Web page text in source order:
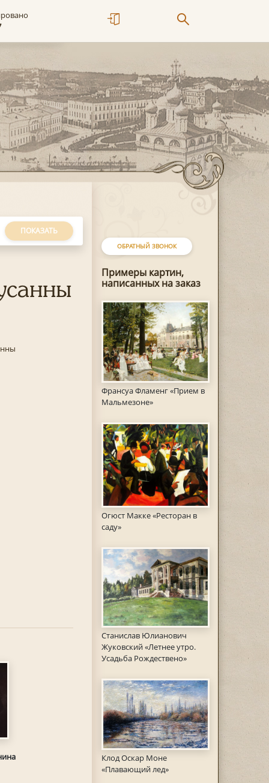
ОБРАТНЫЙ ЗВОНОК
Примеры картин,
написанных на заказ
Франсуа Фламенг «Прием в
Мальмезоне»
Огюст Макке «Ресторан в
саду»
Станислав Юлианович
Жуковский «Летнее утро.
Усадьба Рождествено»
Клод Оскар Моне
«Плавающий лед»
ПОКАЗАТЬ